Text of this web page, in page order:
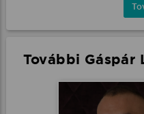
További Gáspár